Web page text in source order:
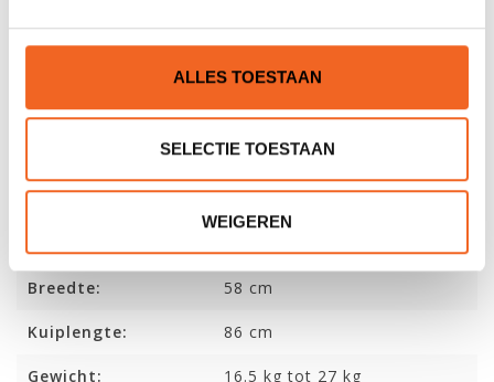
ALLES TOESTAAN
SELECTIE TOESTAAN
WEIGEREN
Meer weten over de verschillen tussen de composiet en
Materiaal: Composite
Breedte: 58 cm
Kuiplengte: 86 cm
Gewicht: 16.5 kg tot 27 kg